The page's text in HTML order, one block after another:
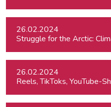
26.02.2024
26.02.2024
Reels, TikToks, YouTube-